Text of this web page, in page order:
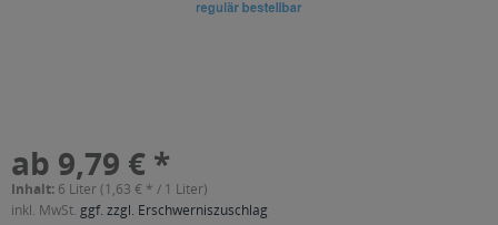
ab 9,79 € *
Inhalt: 6 Liter (1,63 € * / 1 Liter)
inkl. MwSt. ggf. zzgl. Erschwerniszuschlag